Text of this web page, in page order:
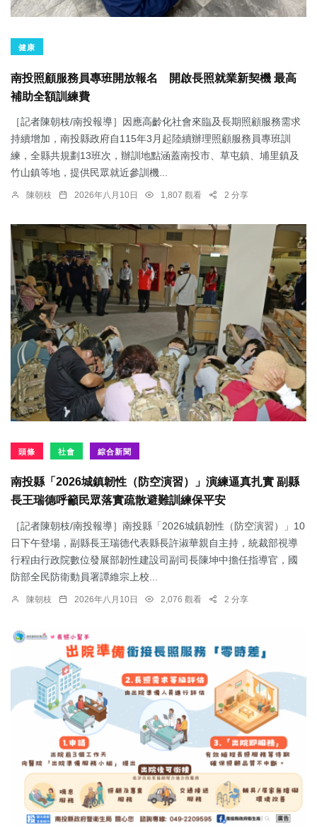
健康
南投照顧服務員專班開放報名 開啟長照就業新契機 最高
補助全額訓練費
［記者陳朝枝/南投報導］因應高齡化社會來臨及長期照顧服務需求
持續增加，南投縣政府自115年3月起陸續辦理照顧服務員專班訓
練，全縣共規劃13班次，辦訓地點涵蓋南投市、草屯鎮、埔里鎮及
竹山鎮等地，提供民眾就近參訓機...
陳朝枝 2026年八月10日 1,807 觀看 2 分享
頭條 社會 綜合新聞
南投縣「2026城鎮韌性（防空演習）」演練逼真扎實 副縣
長王瑞德呼籲民眾落實疏散避難訓練保平安
［記者陳朝枝/南投報導］南投縣「2026城鎮韌性（防空演習）」10
日下午登場，副縣長王瑞德代表縣長許淑華親自主持，統裁部視導
行程由行政院數位發展部韌性建設司副司長陳坤中擔任指導官，國
防部全民防衛動員署譚維宗上校...
陳朝枝 2026年八月10日 2,076 觀看 2 分享